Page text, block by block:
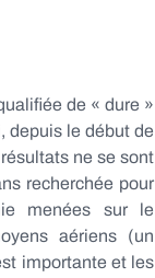
de « dure »
depuis le début de
résultats ne se sont
recherchée pour
menées sur le
aériens (un
importante et les